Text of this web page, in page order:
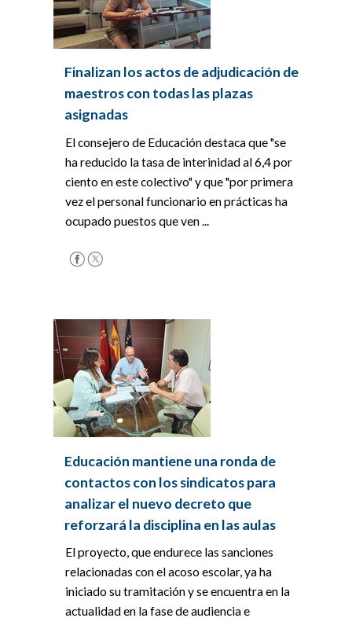
Finalizan los actos de adjudicación de
maestros con todas las plazas
asignadas
El consejero de Educación destaca que "se
ha reducido la tasa de interinidad al 6,4 por
ciento en este colectivo" y que "por primera
vez el personal funcionario en prácticas ha
ocupado puestos que ven ...
Educación mantiene una ronda de
contactos con los sindicatos para
analizar el nuevo decreto que
reforzará la disciplina en las aulas
El proyecto, que endurece las sanciones
relacionadas con el acoso escolar, ya ha
iniciado su tramitación y se encuentra en la
actualidad en la fase de audiencia e